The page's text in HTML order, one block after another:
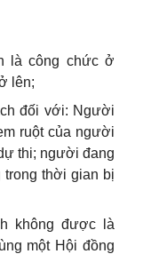
là công chức ở
lên;
đối với: Người
ruột của người
thi; người đang
trong thời gian bị
không được là
một Hội đồng